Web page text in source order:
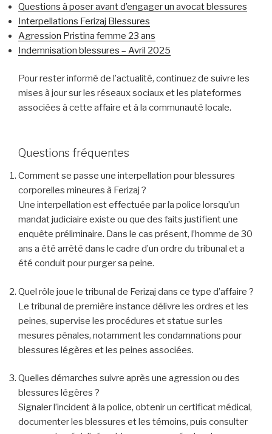
Questions à poser avant d’engager un avocat blessures
Interpellations Ferizaj Blessures
Agression Pristina femme 23 ans
Indemnisation blessures – Avril 2025
Pour rester informé de l’actualité, continuez de suivre les
mises à jour sur les réseaux sociaux et les plateformes
associées à cette affaire et à la communauté locale.
Questions fréquentes
Comment se passe une interpellation pour blessures
corporelles mineures à Ferizaj ?
Une interpellation est effectuée par la police lorsqu’un
mandat judiciaire existe ou que des faits justifient une
enquête préliminaire. Dans le cas présent, l’homme de 30
ans a été arrêté dans le cadre d’un ordre du tribunal et a
été conduit pour purger sa peine.
Quel rôle joue le tribunal de Ferizaj dans ce type d’affaire ?
Le tribunal de première instance délivre les ordres et les
peines, supervise les procédures et statue sur les
mesures pénales, notamment les condamnations pour
blessures légères et les peines associées.
Quelles démarches suivre après une agression ou des
blessures légères ?
Signaler l’incident à la police, obtenir un certificat médical,
documenter les blessures et les témoins, puis consulter